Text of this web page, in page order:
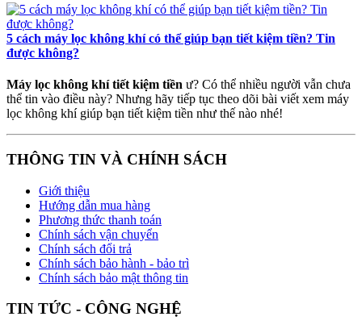
5 cách máy lọc không khí có thể giúp bạn tiết kiệm tiền? Tin
được không?
Máy lọc không khí tiết kiệm tiền ư? Có thể nhiều người vẫn chưa
thể tin vào điều này? Nhưng hãy tiếp tục theo dõi bài viết xem máy
lọc không khí giúp bạn tiết kiệm tiền như thế nào nhé!
THÔNG TIN VÀ CHÍNH SÁCH
Giới thiệu
Hướng dẫn mua hàng
Phương thức thanh toán
Chính sách vận chuyển
Chính sách đổi trả
Chính sách bảo hành - bảo trì
Chính sách bảo mật thông tin
TIN TỨC - CÔNG NGHỆ